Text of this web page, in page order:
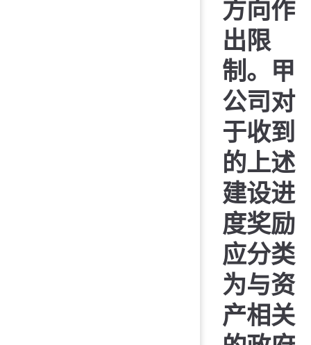
方向作
出限
制。甲
公司对
于收到
的上述
建设进
度奖励
应分类
为与资
产相关